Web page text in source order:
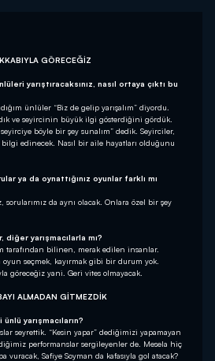
GÖRECEĞİZ
yarıştıracaksınız, nasıl ortaya çıktı bu
ünlüler “Biz de gelip yarışalım” diyordu.
ve seyircinin büyük ilgi gösterdiğini gördük.
böyle bir şey sunalım” dedik. Seyirciler,
edinecek. Nasıl bir aile hayatları olduğunu
ya da oynattığınız oyunlar farklı mı
sorularımız da aynı olacak. Onlara özel bir şey
diğer yarışmacılarla mı?
tarafından bilinen, merak edilen insanlar.
oyun seçmek, kayırmak gibi bir durum yok.
göreceğiz yani. Geri vites olmayacak.
ALMADAN GİTMEZDİK
yarışmacıların?
seyrettik. “Kesin yapar” dediğimizi yapamayan
performanslar sergileyenler de. Mesela hiç
vuracak, Safiye Soyman da kafasıyla gol atacak?